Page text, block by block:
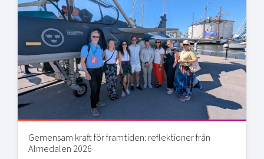
Gemensam kraft för framtiden: reflektioner från
Almedalen 2026